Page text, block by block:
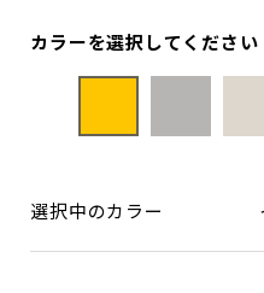
カラーを選択してください
選択中のカラー